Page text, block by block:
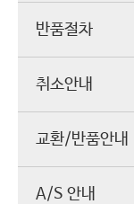
반품절차
취소안내
교환/반품안내
A/S 안내